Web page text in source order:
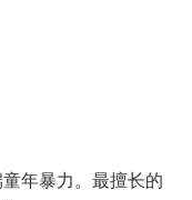
年暴力。最擅长的